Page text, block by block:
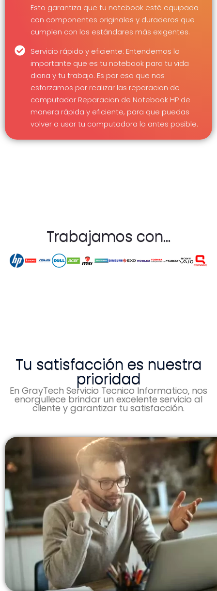
Esto garantiza que tu notebook esté equipada
con componentes originales y duraderos que
cumplen con los estándares más exigentes.
Servicio rápido y eficiente: Entendemos lo
importante que es tu notebook para tu vida
diaria y tu trabajo. Es por eso que nos
esforzamos por realizar las reparacion de
computador Reparacion de Notebook HP de
manera rápida y eficiente, para que puedas
volver a usar tu computadora lo antes posible.
Trabajamos con...
Tu satisfacción es nuestra
prioridad
En GrayTech Servicio Tecnico Informatico, nos
enorgullece brindar un excelente servicio al
cliente y garantizar tu satisfacción.